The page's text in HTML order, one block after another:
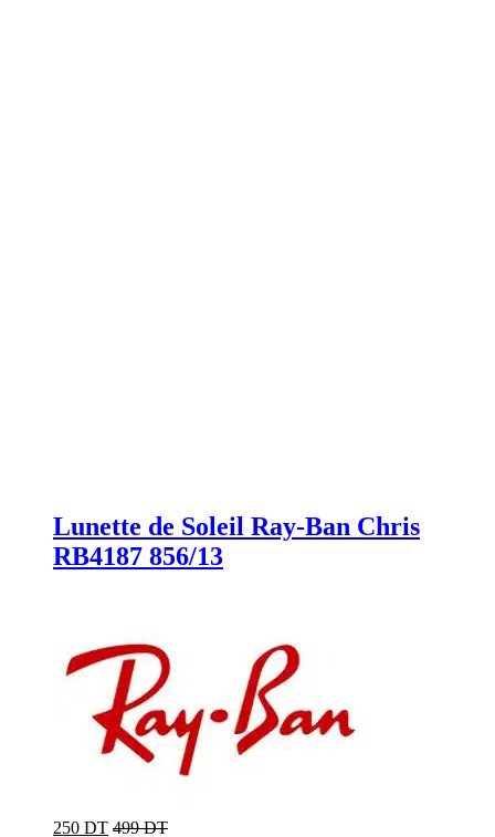
Lunette de Soleil Ray-Ban Chris
RB4187 856/13
250 DT 499 DT